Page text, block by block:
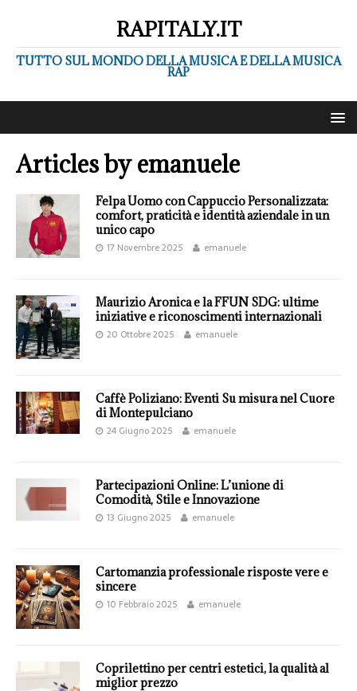
RAPITALY.IT
TUTTO SUL MONDO DELLA MUSICA E DELLA MUSICA
RAP
Articles byemanuele
Felpa Uomo con Cappuccio Personalizzata:
comfort, praticità e identità aziendale in un
unico capo
17 Novembre 2025 emanuele
Maurizio Aronica e la FFUN SDG: ultime
iniziative e riconoscimenti internazionali
20 Ottobre 2025 emanuele
Caffè Poliziano: Eventi Su misura nel Cuore
di Montepulciano
24 Giugno 2025 emanuele
Partecipazioni Online: L’unione di
Comodità, Stile e Innovazione
13 Giugno 2025 emanuele
Cartomanzia professionale risposte vere e
sincere
10 Febbraio 2025 emanuele
Coprilettino per centri estetici, la qualità al
miglior prezzo